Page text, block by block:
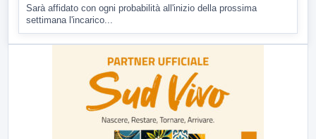
Sarà affidato con ogni probabilità all'inizio della prossima
settimana l'incarico...